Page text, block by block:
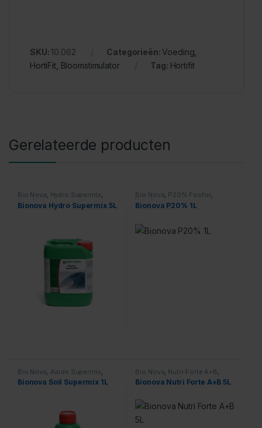
SKU:10.062 Categorieën:Voeding
HortiFit, Bloomstimulator Tag: Hortifit
Gerelateerde producten
Bio Nova, Hydro Supermix,
Voeding
Bionova Hydro Supermix 5L
Bio Nova, P20% Fosfor,
Voeding
Bionova P20% 1L
Bio Nova Aarde Supermix
Voeding
Bionova Soil Supermix 1L
Bio Nova Nutri-Forte A+B
Voeding
Bionova Nutri Forte A+B 5L